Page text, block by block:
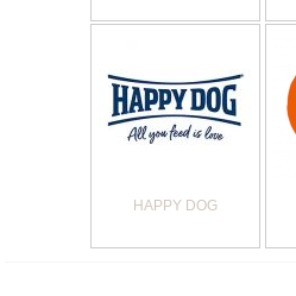
HAPPY DOG